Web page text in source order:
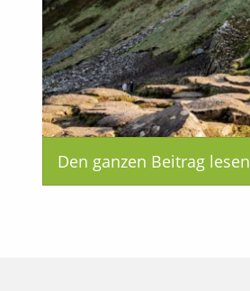
Den ganzen Beitrag lesen